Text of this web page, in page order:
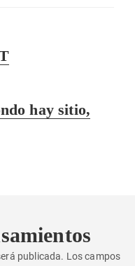
hay sitio,
publicada. Los campos